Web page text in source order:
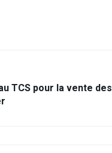
TCS pour la vente des